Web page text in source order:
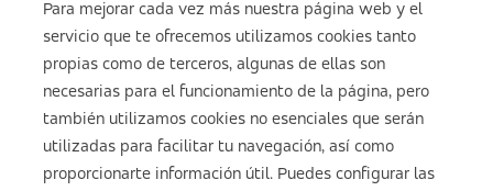
Sobre ASISA
Para mejorar cada vez más nuestra página web y el
servicio que te ofrecemos utilizamos cookies tanto
propias como de terceros, algunas de ellas son
necesarias para el funcionamiento de la página, pero
también utilizamos cookies no esenciales que serán
utilizadas para facilitar tu navegación, así como
proporcionarte información útil. Puedes configurar las